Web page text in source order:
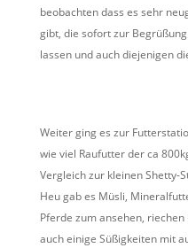
beobachten dass es sehr
gibt, die sofort zur
lassen und auch diejenigen
Weiter ging es zur
wie viel Raufutter der ca
Vergleich zur kleinen Shetty-
Heu gab es Müsli,
Pferde zum ansehen,
auch einige Süßigkeiten mit